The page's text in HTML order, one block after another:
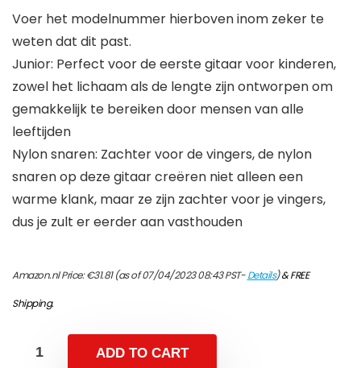
Voer het modelnummer hierboven inom zeker te
weten dat dit past.
Junior: Perfect voor de eerste gitaar voor kinderen,
zowel het lichaam als de lengte zijn ontworpen om
gemakkelijk te bereiken door mensen van alle
leeftijden
Nylon snaren: Zachter voor de vingers, de nylon
snaren op deze gitaar creëren niet alleen een
warme klank, maar ze zijn zachter voor je vingers,
dus je zult er eerder aan vasthouden
Amazon.nl Price:€31.81(as of 07/04/2023 08:43 PST-Details)&FREE
Shipping.
ADD TO CART